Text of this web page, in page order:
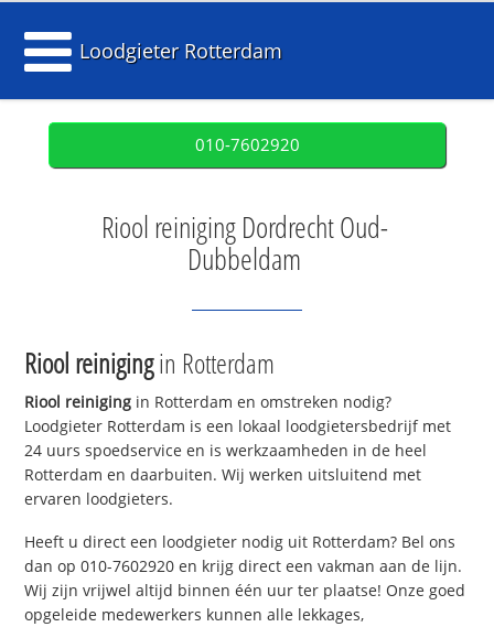
Loodgieter Rotterdam
010-7602920
Riool reiniging Dordrecht Oud-
Dubbeldam
Riool reinigingin Rotterdam
Riool reiniging in Rotterdam en omstreken nodig?
Loodgieter Rotterdam is een lokaal loodgietersbedrijf met
24 uurs spoedservice en is werkzaamheden in de heel
Rotterdam en daarbuiten. Wij werken uitsluitend met
ervaren loodgieters.
Heeft u direct een loodgieter nodig uit Rotterdam? Bel ons
dan op 010-7602920 en krijg direct een vakman aan de lijn.
Wij zijn vrijwel altijd binnen één uur ter plaatse! Onze goed
opgeleide medewerkers kunnen alle lekkages,